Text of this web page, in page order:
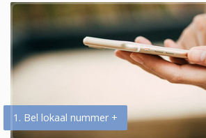
1. Bel lokaal nummer +